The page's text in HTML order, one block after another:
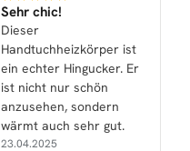
Sehr chic!
Dieser
Handtuchheizkörper ist
ein echter Hingucker. Er
ist nicht nur schön
anzusehen, sondern
wärmt auch sehr gut.
23.04.2025